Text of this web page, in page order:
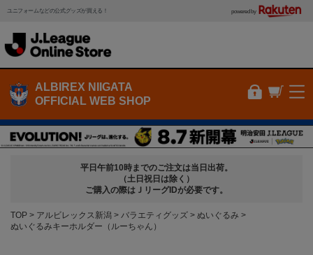
ユニフォームなどの公式グッズが買える！ powered by
ALBIREX NIIGATA
OFFICIAL WEB SHOP
平日午前10時までのご注文は当日出荷。
（土日祝日は除く）
ご購入の際はＪリーグIDが必要です。
TOP アルビレックス新潟 バラエティグッズ
ぬいぐるみ
ぬいぐるみキーホルダー（ルーちゃん）